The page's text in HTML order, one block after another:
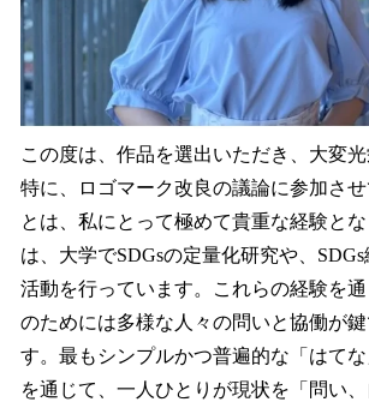
この度は、作品を選出いただき、大変光
特に、ロゴマーク改良の議論に参加さ
とは、私にとって極めて貴重な経験と
は、大学でSDGsの定量化研究や、
活動を行っています。これらの経験を
のためには多様な人々の問いと協働が
す。最もシンプルかつ普遍的な「はて
を通じて、一人ひとりが現状を「問い